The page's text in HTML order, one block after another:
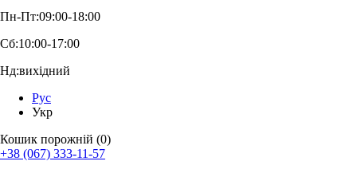
Пн-Пт:09:00-18:00
Сб:10:00-17:00
Нд:вихідний
Рус
Укр
Кошик порожній (0)
+38 (067) 333-11-57